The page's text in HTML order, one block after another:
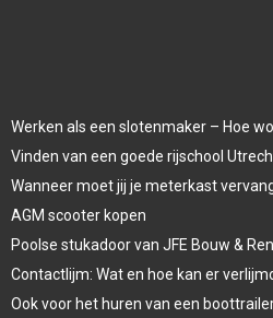
Werken als een slotenmaker – Hoe
Vinden van een goede rijschool
Wanneer moet jij je meterkast
AGM scooter kopen
Poolse stukadoor van JFE Bouw &
Contactlijm: Wat en hoe kan er
Ook voor het huren van een